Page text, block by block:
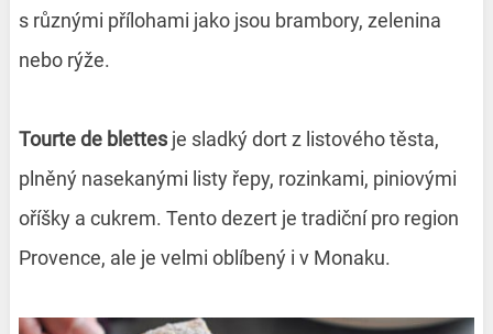
s různými přílohami jako jsou brambory, zelenina
nebo rýže.
Tourte de blettesje sladký dort z listového těsta,
plněný nasekanými listy řepy, rozinkami, piniovými
oříšky a cukrem. Tento dezert je tradiční pro region
Provence, ale je velmi oblíbený i v Monaku.